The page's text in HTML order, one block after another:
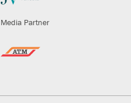
Media Partner